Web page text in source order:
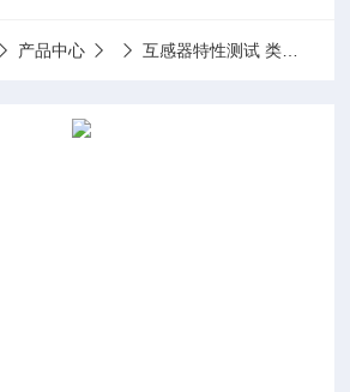
产品中心 互感器特性测试 类